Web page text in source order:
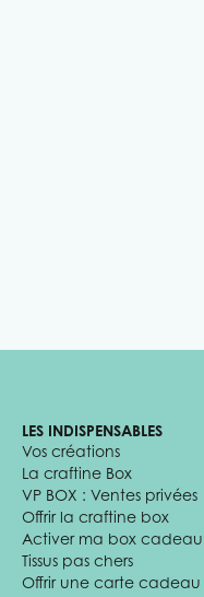
LES INDISPENSABLES
Vos créations
La craftine Box
VP BOX : Ventes privées
Offrir la craftine box
Activer ma box cadeau
Tissus pas chers
Offrir une carte cadeau